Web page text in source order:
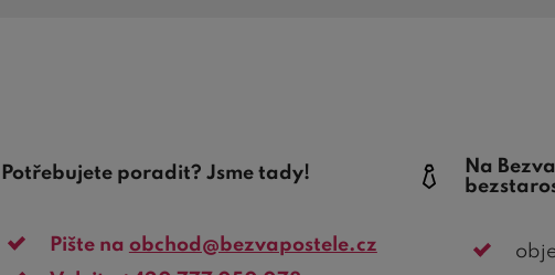
Potřebujete poradit? Jsme tady!
Pište na obchod@bezvapostele.cz
Na